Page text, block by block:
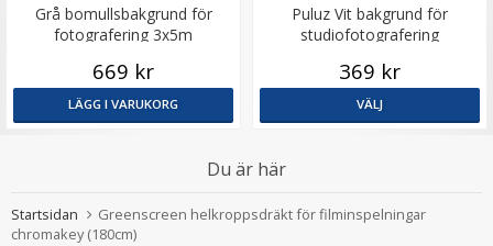
Grå bomullsbakgrund för
fotografering 3x5m
669 kr
LÄGG I VARUKORG
Puluz Vit bakgrund för
studiofotografering
369 kr
VÄLJ
Du är här
Startsidan
Greenscreen helkroppsdräkt för filminspelningar
chromakey (180cm)